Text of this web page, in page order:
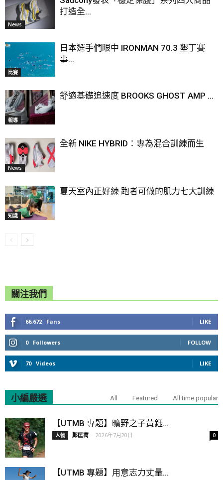
News
打造全...
比賽
日本選手們眼中 IRONMAN 70.3 墾丁賽
事...
報導
舒適基礎追速度 BROOKS GHOST AMP ...
News
全新 NIKE HYBRID：專為混合訓練而生
知識
夏天室內正好練 跑者可做的肌力七大訓練
關注我們
66,672 Fans LIKE
0 Followers FOLLOW
70 Videos LIKE
小編嚴選 All Featured All time popular
【UTMB 專題】曠野之子黃鈺...
人物 鄭匡寓 - 2026年7月20日 0
【UTMB 專題】用意志力丈量...